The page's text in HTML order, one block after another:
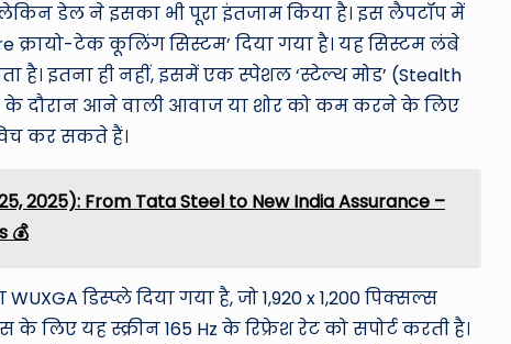
डेल ने इसका भी पूरा इंतजाम किया है। इस लैपटॉप में
टेक कूलिंग सिस्टम’ दिया गया है। यह सिस्टम लंबे
इतना ही नहीं, इसमें एक स्पेशल ‘स्टेल्थ मोड’ (Stealth
के दौरान आने वाली आवाज या शोर को कम करने के लिए
कर सकते हैं।
2025): From Tata Steel to New India Assurance –
💰
डिस्प्ले दिया गया है, जो 1,920 x 1,200 पिक्सल्स
यह स्क्रीन 165 Hz के रिफ्रेश रेट को सपोर्ट करती है।